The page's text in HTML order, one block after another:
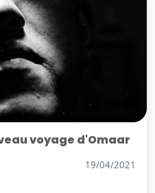
voyage d'Omaar
19/04/2021